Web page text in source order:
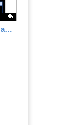
Protocolo de actualización ante problemas de conducta